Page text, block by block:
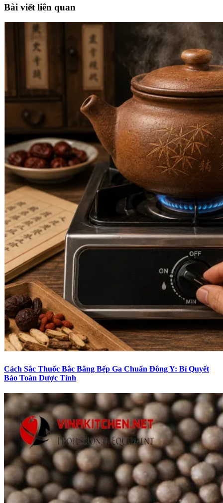
Bài viết liên quan
Cách Sắc Thuốc Bắc Bằng Bếp Ga Chuẩn Đông Y: Bí Quyết
Bảo Toàn Dược Tính